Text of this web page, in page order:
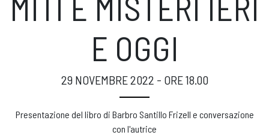
E OGGI
29 NOVEMBRE 2022 - ORE 18.00
Presentazione del libro di Barbro Santillo Frizell e conversazione
con l'autrice